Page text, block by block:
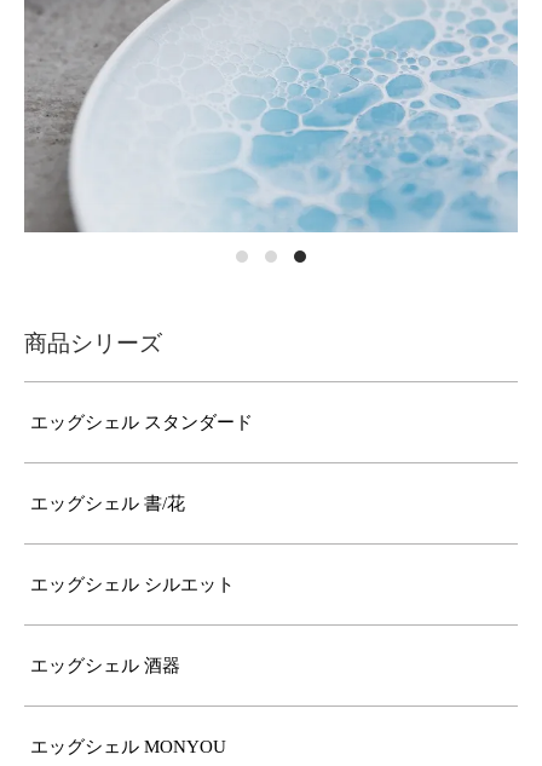
商品シリーズ
エッグシェル スタンダード
エッグシェル 書/花
エッグシェル シルエット
エッグシェル 酒器
エッグシェル MONYOU